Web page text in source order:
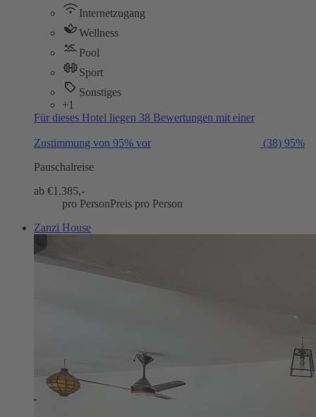
Internetzugang
Wellness
Pool
Sport
Sonstiges
+1
Für dieses Hotel liegen 38 Bewertungen mit einer
Zustimmung von 95% vor (38) 95%
Pauschalreise
ab €1.385,-
pro PersonPreis pro Person
Zanzi House